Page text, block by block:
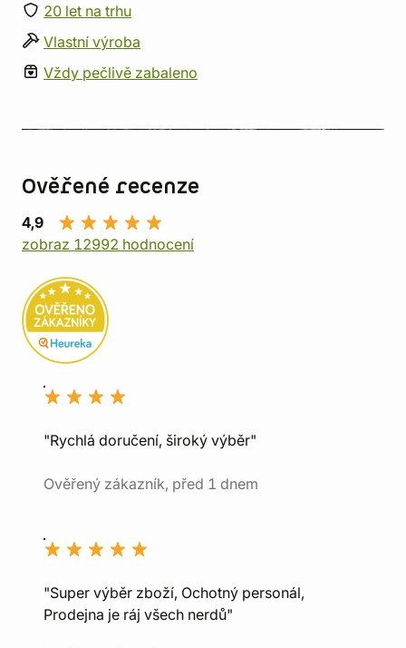
20 let na trhu
Vlastní výroba
Vždy pečlivě zabaleno
Ověřené recenze
4,9
zobraz 12992 hodnocení
"Rychlá doručení, široký výběr"
Ověřený zákazník, před 1 dnem
"Super výběr zboží, Ochotný personál,
Prodejna je ráj všech nerdů"